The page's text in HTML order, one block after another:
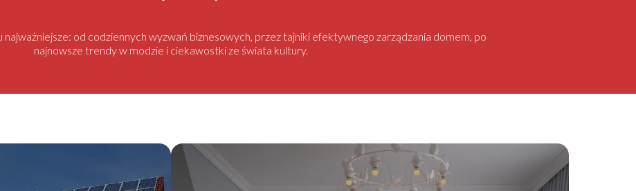
najważniejsze: od codziennych wyzwań biznesowych, przez tajniki efektywnego zarządzania domem, po
najnowsze trendy w modzie i ciekawostki ze świata kultury.